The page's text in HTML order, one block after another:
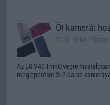
Öt kamerát
2018.10.04 |
Az LG V40 ThinQ végre
meglepetésre 3+2 darab